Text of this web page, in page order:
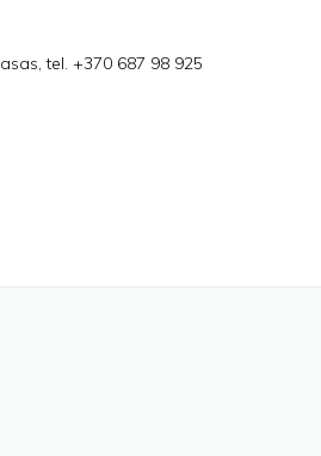
tel. +370 687 98 925